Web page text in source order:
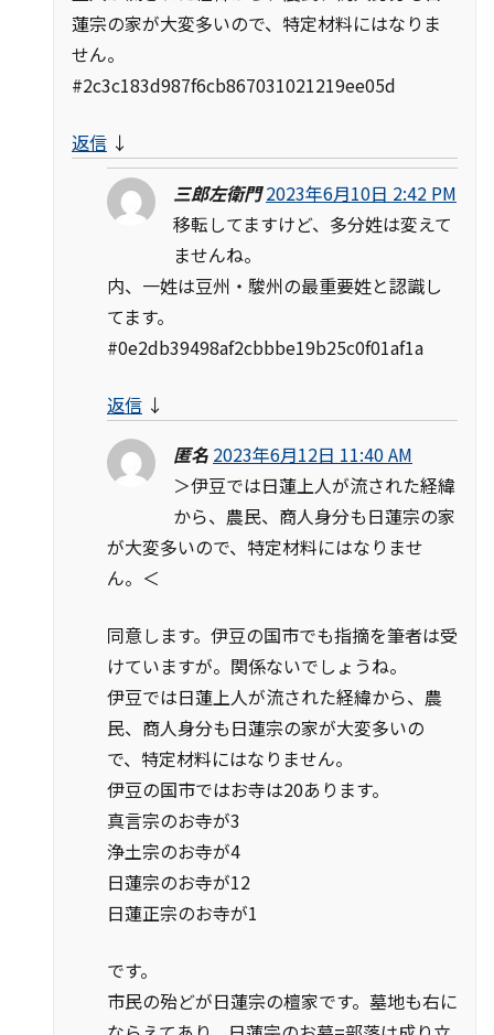
蓮宗の家が大変多いので、特定材料にはなりま
せん。
#2c3c183d987f6cb867031021219ee05d
返信 ↓
三郎左衛門 2023年6月10日 2:42 PM
移転してますけど、多分姓は変えて
ませんね。
内、一姓は豆州・駿州の最重要姓と認識し
てます。
#0e2db39498af2cbbbe19b25c0f01af1a
返信 ↓
匿名 2023年6月12日 11:40 AM
＞伊豆では日蓮上人が流された経緯
から、農民、商人身分も日蓮宗の家
が大変多いので、特定材料にはなりませ
ん。＜
同意します。伊豆の国市でも指摘を筆者は受
けていますが。関係ないでしょうね。
伊豆では日蓮上人が流された経緯から、農
民、商人身分も日蓮宗の家が大変多いの
で、特定材料にはなりません。
伊豆の国市ではお寺は20あります。
真言宗のお寺が3
浄土宗のお寺が4
日蓮宗のお寺が12
日蓮正宗のお寺が1
です。
市民の殆どが日蓮宗の檀家です。墓地も右に